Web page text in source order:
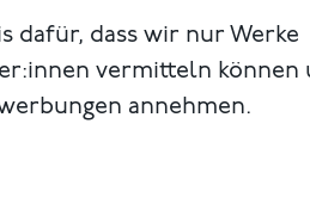
dafür, dass wir nur Werke
vermitteln können
annehmen.